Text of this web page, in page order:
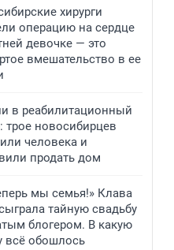
хирурги
операцию на сердце
девочке — это
вмешательство в ее
в реабилитационный
трое новосибирцев
человека и
продать дом
мы семья!» Клава
тайную свадьбу
блогером. В какую
всё обошлось